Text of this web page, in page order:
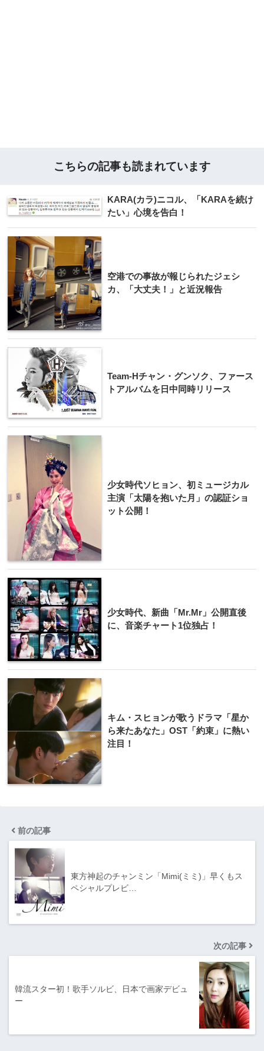
こちらの記事も読まれています
KARA(カラ)ニコル、「KARAを続け
たい」心境を告白！
空港での事故が報じられたジェシ
カ、「大丈夫！」と近況報告
Team-Hチャン・グンソク、ファース
トアルバムを日中同時リリース
少女時代ソヒョン、初ミュージカル
主演「太陽を抱いた月」の認証ショ
ット公開！
少女時代、新曲「Mr.Mr」公開直後
に、音楽チャート1位独占！
キム・スヒョンが歌うドラマ「星か
ら来たあなた」OST「約束」に熱い
注目！
前の記事
東方神起のチャンミン「Mimi(ミミ)」早くもス
ペシャルプレビ…
次の記事
韓流スター初！歌手ソルビ、日本で画家デビュ
ー